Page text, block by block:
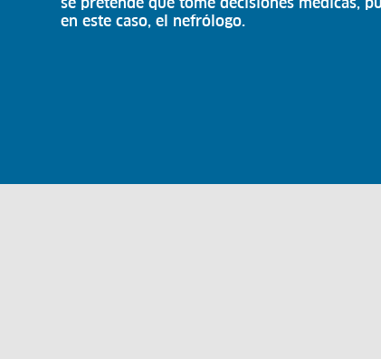
en este caso, el nefrólogo.